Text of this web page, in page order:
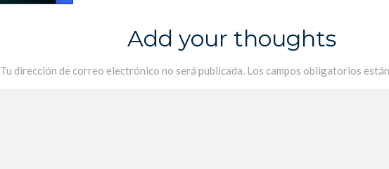
Add your thoughts
Tu dirección de correo electrónico no será publicada. Los campos obligatorios